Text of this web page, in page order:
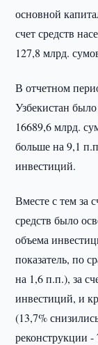
основной
счет средств
127,8 млрд.
В отчетном
Узбекистан
16689,6 млрд.
больше на 9,1
инвестиций.
Вместе с тем за
средств было
объема
показатель, по
на 1,6 п.п.), за
инвестиций, и
(13,7%
реконструкции